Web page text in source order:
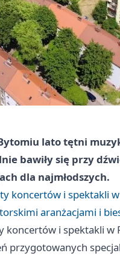
lato tętni
bawiły się przy
dla najmłodszych.
koncertów i spektakli
aranżacjami i
i spektakli w
przygotowanych